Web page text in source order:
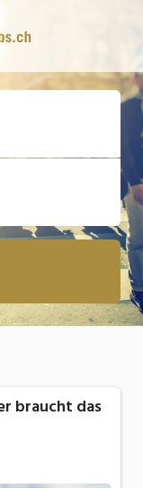
braucht das